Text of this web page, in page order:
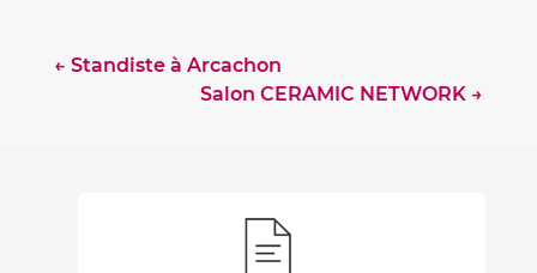
← Standiste à Arcachon
Salon CERAMIC NETWORK →